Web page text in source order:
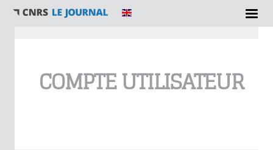
COMPTE UTILISATEUR